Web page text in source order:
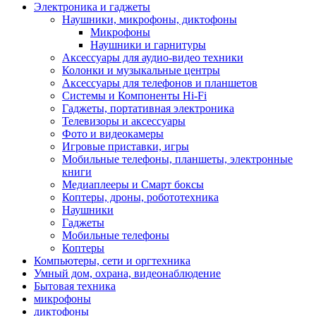
Электроника и гаджеты
Наушники, микрофоны, диктофоны
Микрофоны
Наушники и гарнитуры
Аксессуары для аудио-видео техники
Колонки и музыкальные центры
Аксессуары для телефонов и планшетов
Системы и Компоненты Hi-Fi
Гаджеты, портативная электроника
Телевизоры и аксессуары
Фото и видеокамеры
Игровые приставки, игры
Мобильные телефоны, планшеты, электронные
книги
Медиаплееры и Смарт боксы
Коптеры, дроны, робототехника
Наушники
Гаджеты
Мобильные телефоны
Коптеры
Компьютеры, сети и оргтехника
Умный дом, охрана, видеонаблюдение
Бытовая техника
микрофоны
диктофоны